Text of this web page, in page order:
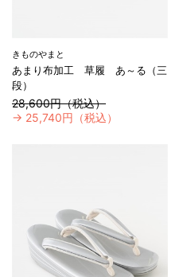
きものやまと
あまり布加工 草履 あ～る（三
段）
28,600円（税込）
→ 25,740円（税込）